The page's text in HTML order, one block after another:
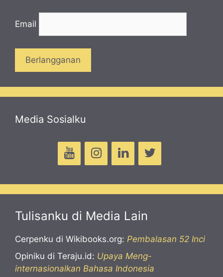
Email
Media Sosialku
Tulisanku di Media Lain
Cerpenku di Wikibooks.org: Pembalasan 52 Inci
Opiniku di Teraju.id: Upaya Meng-
internasionalkan Bahasa Indonesia